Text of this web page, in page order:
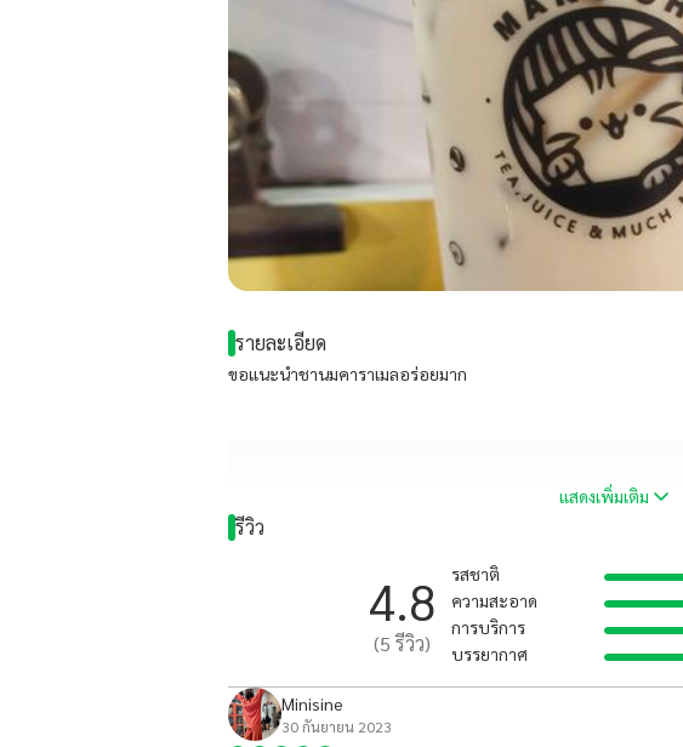
รายละเอียด
ขอแนะนำชานมคาราเมลอร่อยมาก
แสดงเพิ่มเติม
รีวิว
4.8
(5 รีวิว)
รสชาติ
ความสะอาด
การบริการ
บรรยากาศ
Minisine
30 กันยายน 2023